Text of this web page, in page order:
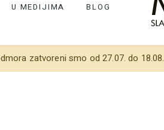
U MEDIJIMA BLOG
zatvoreni smo od 27.07. do 18.08.